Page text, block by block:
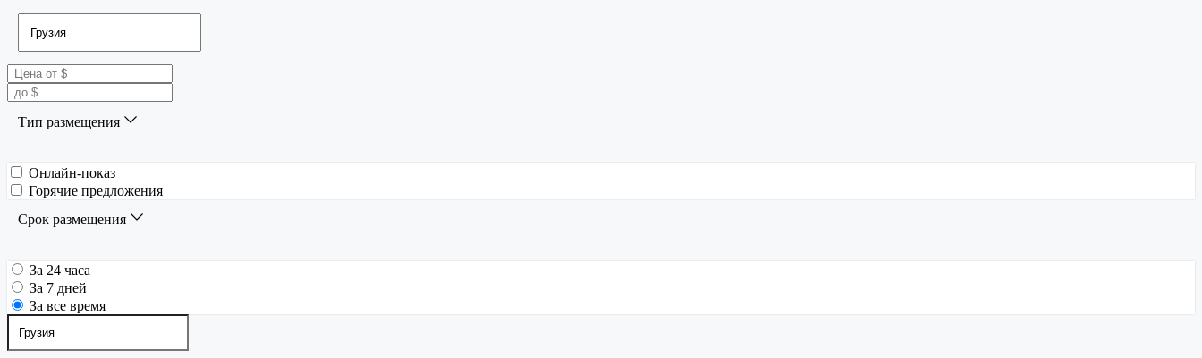
Тип размещения
Онлайн-показ
Горячие предложения
Срок размещения
За 24 часа
За 7 дней
За все время